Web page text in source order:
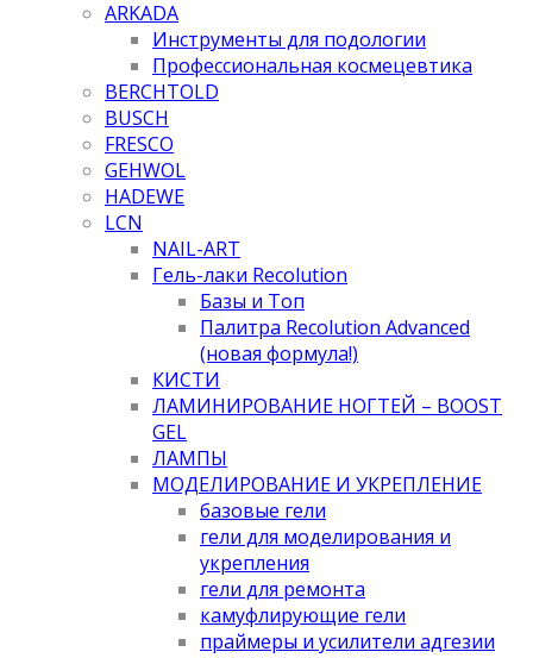
ARKADA
Инструменты для подологии
Профессиональная космецевтика
BERCHTOLD
BUSCH
FRESCO
GEHWOL
HADEWE
LCN
NAIL-ART
Гель-лаки Recolution
Базы и Топ
Палитра Recolution Advanced
(новая формула!)
КИСТИ
ЛАМИНИРОВАНИЕ НОГТЕЙ – BOOST
GEL
ЛАМПЫ
МОДЕЛИРОВАНИЕ И УКРЕПЛЕНИЕ
базовые гели
гели для моделирования и
укрепления
гели для ремонта
камуфлирующие гели
праймеры и усилители адгезии